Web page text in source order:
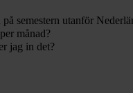
semestern utanför
månad?
jag in det?